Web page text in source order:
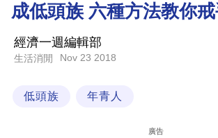
商
業
科
成低頭族 六種方法教你
經濟一週編輯部
生活消閒 Nov 23 2018
低頭族 年青人
廣告